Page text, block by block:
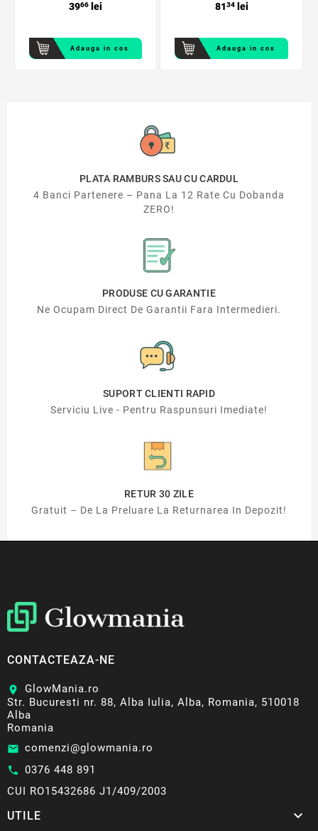
3966lei
Adauga in cos
8134lei
Adauga in cos
PLATA RAMBURS SAU CU CARDUL
4 Banci Partenere – Pana La 12 Rate Cu Dobanda
ZERO!
PRODUSE CU GARANTIE
Ne Ocupam Direct De Garantii Fara Intermedieri.
SUPORT CLIENTI RAPID
Serviciu Live - Pentru Raspunsuri Imediate!
RETUR 30 ZILE
Gratuit – De La Preluare La Returnarea In Depozit!
CONTACTEAZA-NE
location_on
GlowMania.ro
Str. Bucuresti nr. 88, Alba Iulia, Alba, Romania, 510018
Alba
Romania
email comenzi@glowmania.ro
call 0376 448 891
CUI RO15432686 J1/409/2003
UTILE 